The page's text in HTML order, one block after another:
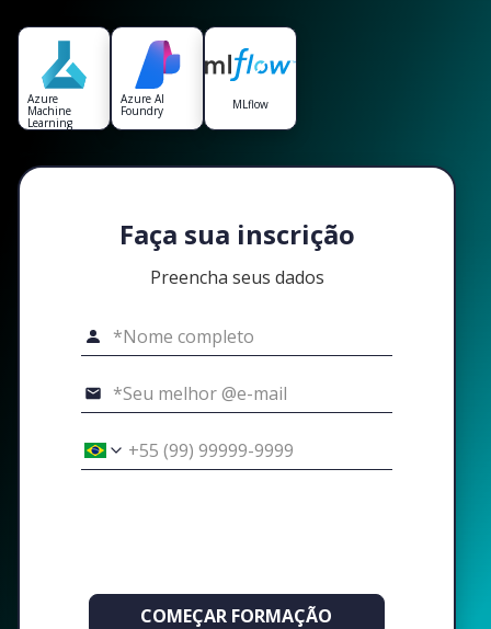
Azure
Machine
Learning
Azure AI
Foundry MLflow
Faça sua inscrição
Preencha seus dados
COMEÇAR FORMAÇÃO